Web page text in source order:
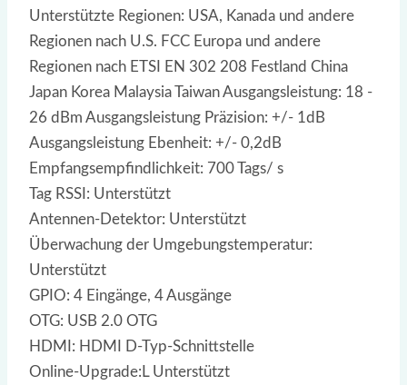
Unterstützte Regionen: USA, Kanada und andere
Regionen nach U.S. FCC Europa und andere
Regionen nach ETSI EN 302 208 Festland China
Japan Korea Malaysia Taiwan Ausgangsleistung: 18 -
26 dBm Ausgangsleistung Präzision: +/- 1dB
Ausgangsleistung Ebenheit: +/- 0,2dB
Empfangsempfindlichkeit: 700 Tags/ s
Tag RSSI: Unterstützt
Antennen-Detektor: Unterstützt
Überwachung der Umgebungstemperatur:
Unterstützt
GPIO: 4 Eingänge, 4 Ausgänge
OTG: USB 2.0 OTG
HDMI: HDMI D-Typ-Schnittstelle
Online-Upgrade:L Unterstützt